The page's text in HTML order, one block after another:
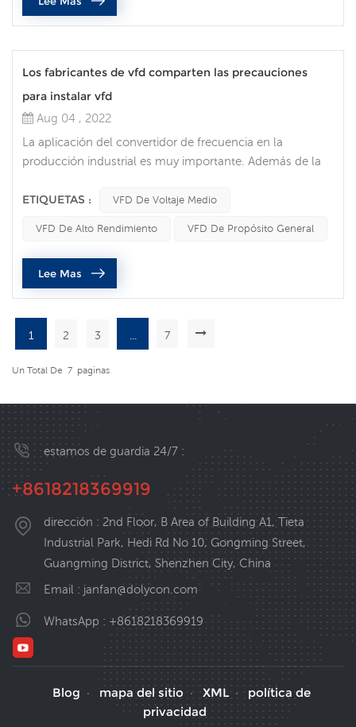
industriales. Suele tener solo dos f...
Los fabricantes de vfd comparten las precauciones
para instalar vfd
Aug 04 , 2022
La aplicación del convertidor de frecuencia en la
producción industrial es muy importante. Además de la
importante es que puede ahorrar energía. En la
industrial, los convertidores de frecuencia también se han
utilizado ampliamente. Recientemente, muchos clientes
han preguntado sobre las pre...
ETIQUETAS : VFD De Voltaje Medio
VFD De Alto Rendimiento VFD De Propósito General
Lee Mas
1 2 3 7
Un Total De 7 Paginas
estamos de guardia 24/7 :
+8618218369919
dirección : 2nd Floor, B Area of Building A1, Tieta
Industrial Park, Hedi Rd No 10, Gongming Street,
Guangming District, Shenzhen City, China
Email : janfan@dolycon.com
WhatsApp : +8618218369919
Blog · mapa del sitio · XML ·
política de
privacidad